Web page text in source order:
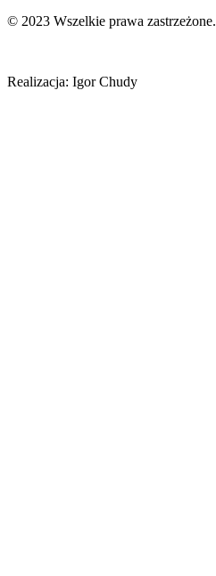
© 2023 Wszelkie prawa zastrzeżone.
Realizacja: Igor Chudy